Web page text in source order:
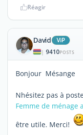
Réagir
David ViP
| 9410POSTS
Bonjour Mésange
Nhésitez pas à
Femme de ménage
être utile. Merci!